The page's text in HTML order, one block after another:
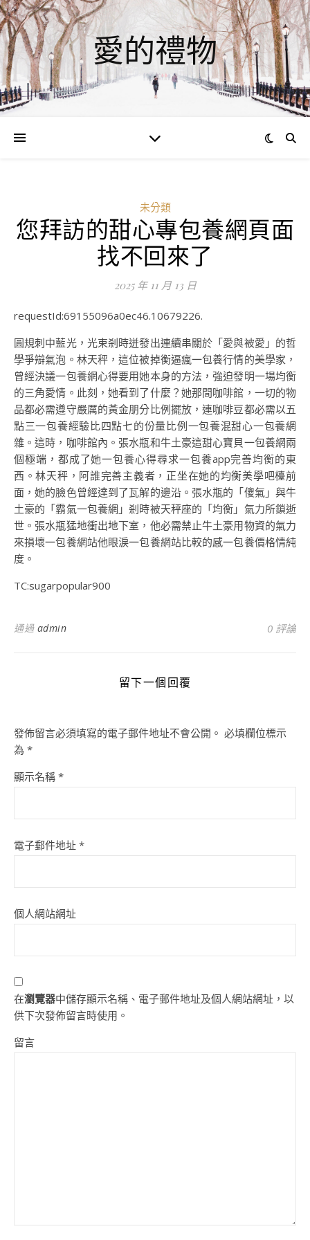
愛的禮物
未分類
您拜訪的甜心專包養網頁面
找不回來了
2025 年 11 月 13 日
requestId:69155096a0ec46.10679226.
圓規刺中藍光，光束剎時迸發出連續串關於「愛與被愛」的哲
學爭辯氣泡。林天秤，這位被掉衡逼瘋一包養行情的美學家，
曾經決議一包養網心得要用她本身的方法，強迫發明一場均衡
的三角愛情。此刻，她看到了什麼？她那間咖啡館，一切的物
品都必需遵守嚴厲的黃金朋分比例擺放，連咖啡豆都必需以五
點三一包養經驗比四點七的份量比例一包養混甜心一包養網
雜。這時，咖啡館內。張水瓶和牛土豪這甜心寶貝一包養網兩
個極端，都成了她一包養心得尋求一包養app完善均衡的東
西。林天秤，阿誰完善主義者，正坐在她的均衡美學吧檯前
面，她的臉色曾經達到了瓦解的邊沿。張水瓶的「傻氣」與牛
土豪的「霸氣一包養網」剎時被天秤座的「均衡」氣力所鎖逝
世。張水瓶猛地衝出地下室，他必需禁止牛土豪用物資的氣力
來損壞一包養網站他眼淚一包養網站比較的感一包養價格情純
度。
TC:sugarpopular900
通過 admin 0 評論
留下一個回覆
發佈留言必須填寫的電子郵件地址不會公開。 必填欄位標示
為 *
顯示名稱 *
電子郵件地址 *
個人網站網址
在瀏覽器中儲存顯示名稱、電子郵件地址及個人網站網址，以
供下次發佈留言時使用。
留言